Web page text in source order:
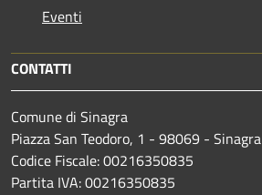
Eventi
CONTATTI
Comune di Sinagra
Piazza San Teodoro, 1 - 98069 - Sinagra
Codice Fiscale: 00216350835
Partita IVA: 00216350835